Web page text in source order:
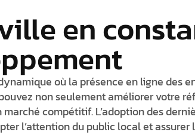
en
où la présence en ligne des
non seulement améliorer votre
compétitif. L’adoption des
l’attention du public local et